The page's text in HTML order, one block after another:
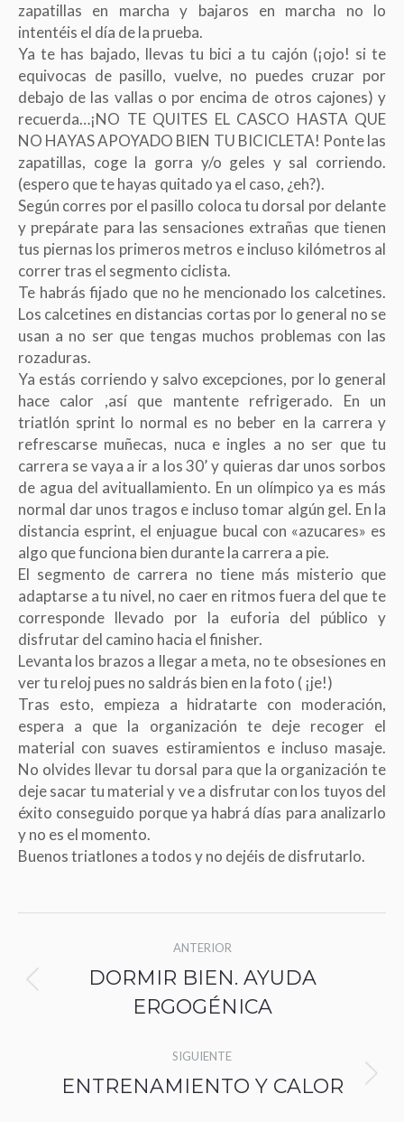
zapatillas en marcha y bajaros en marcha no lo
intentéis el día de la prueba.
Ya te has bajado, llevas tu bici a tu cajón (¡ojo! si te
equivocas de pasillo, vuelve, no puedes cruzar por
debajo de las vallas o por encima de otros cajones) y
recuerda…¡NO TE QUITES EL CASCO HASTA QUE
NO HAYAS APOYADO BIEN TU BICICLETA! Ponte las
zapatillas, coge la gorra y/o geles y sal corriendo.
(espero que te hayas quitado ya el caso, ¿eh?).
Según corres por el pasillo coloca tu dorsal por delante
y prepárate para las sensaciones extrañas que tienen
tus piernas los primeros metros e incluso kilómetros al
correr tras el segmento ciclista.
Te habrás fijado que no he mencionado los calcetines.
Los calcetines en distancias cortas por lo general no se
usan a no ser que tengas muchos problemas con las
rozaduras.
Ya estás corriendo y salvo excepciones, por lo general
hace calor ,así que mantente refrigerado. En un
triatlón sprint lo normal es no beber en la carrera y
refrescarse muñecas, nuca e ingles a no ser que tu
carrera se vaya a ir a los 30’ y quieras dar unos sorbos
de agua del avituallamiento. En un olímpico ya es más
normal dar unos tragos e incluso tomar algún gel. En la
distancia esprint, el enjuague bucal con «azucares» es
algo que funciona bien durante la carrera a pie.
El segmento de carrera no tiene más misterio que
adaptarse a tu nivel, no caer en ritmos fuera del que te
corresponde llevado por la euforia del público y
disfrutar del camino hacia el finisher.
Levanta los brazos a llegar a meta, no te obsesiones en
ver tu reloj pues no saldrás bien en la foto ( ¡je!)
Tras esto, empieza a hidratarte con moderación,
espera a que la organización te deje recoger el
material con suaves estiramientos e incluso masaje.
No olvides llevar tu dorsal para que la organización te
deje sacar tu material y ve a disfrutar con los tuyos del
éxito conseguido porque ya habrá días para analizarlo
y no es el momento.
Buenos triatlones a todos y no dejéis de disfrutarlo.
entre
publicaciones
ANTERIOR
Publicación
anterior:
DORMIR BIEN. AYUDA
ERGOGÉNICA
SIGUIENTE
Publicación
ENTRENAMIENTO Y CALOR